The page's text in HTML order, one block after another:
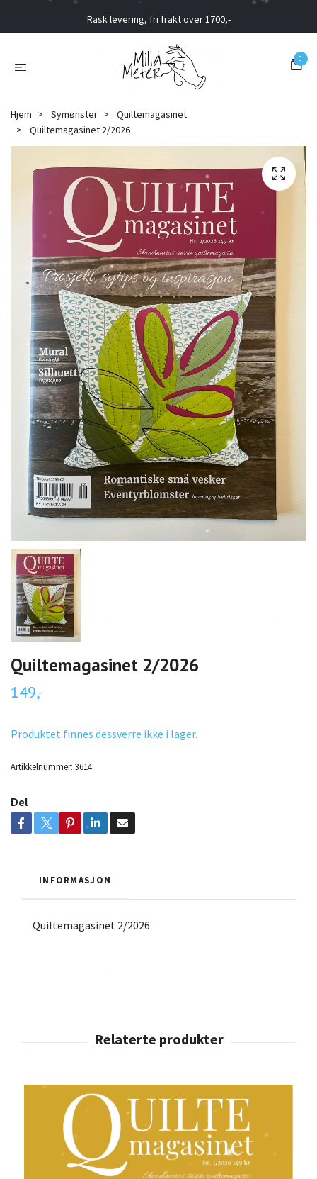
Rask levering, fri frakt over 1700,-
0
Hjem Symønster
Quiltemagasinet
Quiltemagasinet 2/2026
Quiltemagasinet 2/2026
149,-
Produktet finnes dessverre ikke i lager.
Artikkelnummer: 3614
Del
INFORMASJON
Quiltemagasinet 2/2026